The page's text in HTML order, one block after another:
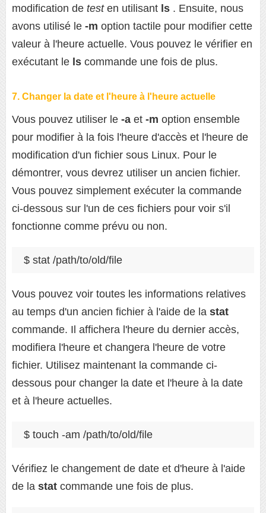
modification de testen utilisant ls . Ensuite, nous
avons utilisé le -m option tactile pour modifier cette
valeur à l'heure actuelle. Vous pouvez le vérifier en
exécutant le ls commande une fois de plus.
7. Changer la date et l'heure à l'heure actuelle
Vous pouvez utiliser le -a et -m option ensemble
pour modifier à la fois l'heure d'accès et l'heure de
modification d'un fichier sous Linux. Pour le
démontrer, vous devrez utiliser un ancien fichier.
Vous pouvez simplement exécuter la commande
ci-dessous sur l'un de ces fichiers pour voir s'il
fonctionne comme prévu ou non.
$ stat /path/to/old/file
Vous pouvez voir toutes les informations relatives
au temps d'un ancien fichier à l'aide de la stat
commande. Il affichera l'heure du dernier accès,
modifiera l'heure et changera l'heure de votre
fichier. Utilisez maintenant la commande ci-
dessous pour changer la date et l'heure à la date
et à l'heure actuelles.
$ touch -am /path/to/old/file
Vérifiez le changement de date et d'heure à l'aide
de la stat commande une fois de plus.